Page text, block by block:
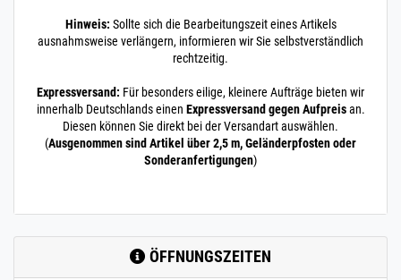
Hinweis: Sollte sich die Bearbeitungszeit eines Artikels
ausnahmsweise verlängern, informieren wir Sie selbstverständlich
rechtzeitig.
Expressversand: Für besonders eilige, kleinere Aufträge bieten wir
innerhalb Deutschlands einen Expressversand gegen Aufpreisan.
Diesen können Sie direkt bei der Versandart auswählen.
(Ausgenommen sind Artikel über 2,5 m, Geländerpfosten oder
Sonderanfertigungen)
ÖFFNUNGSZEITEN